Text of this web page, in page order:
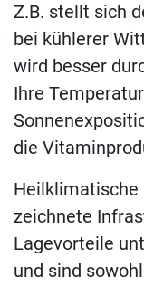
Z.B. stellt sich
bei küh­le­rer
wird bes­ser
Ihre
die
zeich­ne­te
La­ge­vor­tei­le
und sind